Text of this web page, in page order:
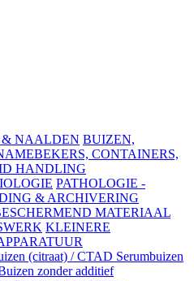
& NAALDEN BUIZEN,
CONTAINERS,
HANDLING
PATHOLOGIE -
& ARCHIVERING
MATERIAAL
KLEINERE
(citraat) / CTAD Serumbuizen
zonder additief